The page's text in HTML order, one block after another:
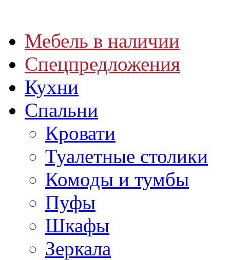
Мебель в наличии
Спецпредложения
Кухни
Спальни
Кровати
Туалетные столики
Комоды и тумбы
Пуфы
Шкафы
Зеркала